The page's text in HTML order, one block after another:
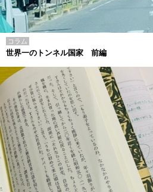
コラム
世界一のトンネル国家 前編